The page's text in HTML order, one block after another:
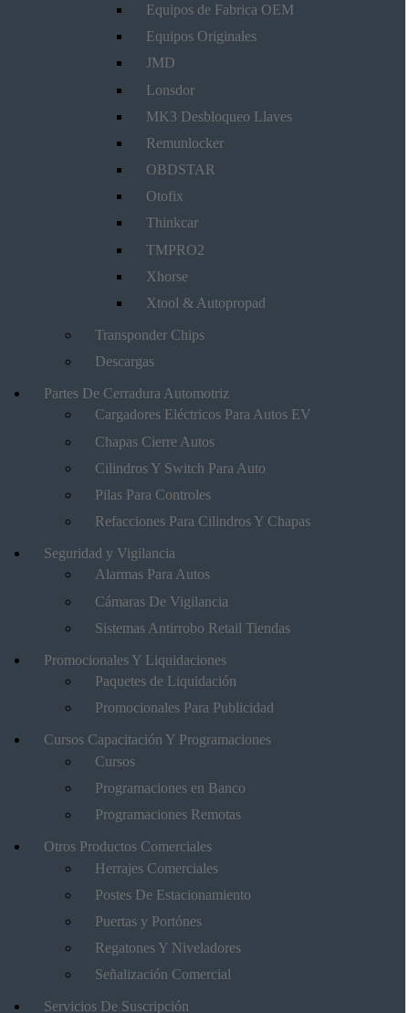
Equipos de Fabrica OEM
Equipos Originales
JMD
Lonsdor
MK3 Desbloqueo Llaves
Remunlocker
OBDSTAR
Otofix
Thinkcar
TMPRO2
Xhorse
Xtool & Autopropad
Transponder Chips
Descargas
Partes De Cerradura Automotriz
Cargadores Eléctricos Para Autos EV
Chapas Cierre Autos
Cilindros Y Switch Para Auto
Pilas Para Controles
Refacciones Para Cilindros Y Chapas
Seguridad y Vigilancia
Alarmas Para Autos
Cámaras De Vigilancia
Sistemas Antirrobo Retail Tiendas
Promocionales Y Liquidaciones
Paquetes de Liquidación
Promocionales Para Publicidad
Cursos Capacitación Y Programaciones
Cursos
Programaciones en Banco
Programaciones Remotas
Otros Productos Comerciales
Herrajes Comerciales
Postes De Estacionamiento
Puertas y Portónes
Regatones Y Niveladores
Señalización Comercial
Servicios De Suscripción